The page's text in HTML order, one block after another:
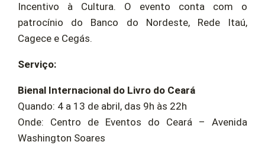
Incentivo à Cultura. O evento conta com o
patrocínio do Banco do Nordeste, Rede Itaú,
Cagece e Cegás.
Serviço:
Bienal Internacional do Livro do Ceará
Quando: 4 a 13 de abril, das 9h às 22h
Onde: Centro de Eventos do Ceará – Avenida
Washington Soares